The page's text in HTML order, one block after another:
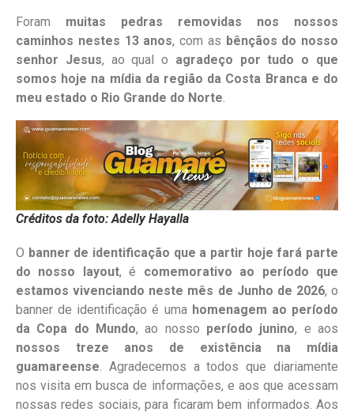
Foram muitas pedras removidas nos nossos
caminhos nestes 13 anos, com as bênçãos do nosso
senhor Jesus, ao qual o agradeço por tudo o que
somos hoje na mídia da região da Costa Branca e do
meu estado o Rio Grande do Norte
Créditos da foto: Adelly Hayalla
O banner de identificação que a partir hoje fará parte
do nosso layout, é comemorativo ao período que
estamos vivenciando neste mês de Junho de 2026, o
banner de identificação é umahomenagem ao período
da Copa do Mundo, ao nosso período junino, e aos
nossos treze anos de existência na mídia
guamareense. Agradecemos a todos que diariamente
nos visita em busca de informações, e aos que acessam
nossas redes sociais, para ficaram bem informados. Aos